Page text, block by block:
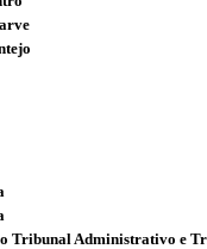
Tribunal Administrativo e